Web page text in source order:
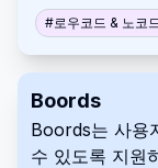
른 반복 작업
자인과 구현 간
#로우코드 & 노코
Boords
Boords는 사용
수 있도록 지원